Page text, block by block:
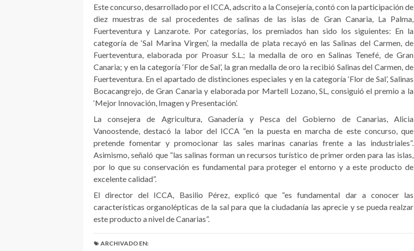
Este concurso, desarrollado por el ICCA, adscrito a la Consejería, contó con la participación de
diez muestras de sal procedentes de salinas de las islas de Gran Canaria, La Palma,
Fuerteventura y Lanzarote. Por categorías, los premiados han sido los siguientes: En la
categoría de ‘Sal Marina Virgen’, la medalla de plata recayó en las Salinas del Carmen, de
Fuerteventura, elaborada por Proasur S.L.; la medalla de oro en Salinas Tenefé, de Gran
Canaria; y en la categoría ‘Flor de Sal’, la gran medalla de oro la recibió Salinas del Carmen, de
Fuerteventura. En el apartado de distinciones especiales y en la categoría ‘Flor de Sal’, Salinas
Bocacangrejo, de Gran Canaria y elaborada por Martell Lozano, SL, consiguió el premio a la
‘Mejor Innovación, Imagen y Presentación’.
La consejera de Agricultura, Ganadería y Pesca del Gobierno de Canarias, Alicia
Vanoostende, destacó la labor del ICCA “en la puesta en marcha de este concurso, que
pretende fomentar y promocionar las sales marinas canarias frente a las industriales”.
Asimismo, señaló que “las salinas forman un recursos turístico de primer orden para las islas,
por lo que su conservación es fundamental para proteger el entorno y a este producto de
excelente calidad”.
El director del ICCA, Basilio Pérez, explicó que “es fundamental dar a conocer las
características organolépticas de la sal para que la ciudadanía las aprecie y se pueda realzar
este producto a nivel de Canarias”.
ARCHIVADO EN: